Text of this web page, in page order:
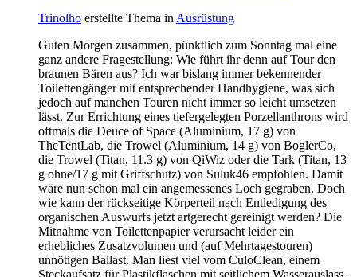
Trinolho erstellte Thema in Ausrüstung
Guten Morgen zusammen, pünktlich zum Sonntag mal eine
ganz andere Fragestellung: Wie führt ihr denn auf Tour den
braunen Bären aus? Ich war bislang immer bekennender
Toilettengänger mit entsprechender Handhygiene, was sich
jedoch auf manchen Touren nicht immer so leicht umsetzen
lässt. Zur Errichtung eines tiefergelegten Porzellanthrons wird
oftmals die Deuce of Space (Aluminium, 17 g) von
TheTentLab, die Trowel (Aluminium, 14 g) von BoglerCo,
die Trowel (Titan, 11.3 g) von QiWiz oder die Tark (Titan, 13
g ohne/17 g mit Griffschutz) von Suluk46 empfohlen. Damit
wäre nun schon mal ein angemessenes Loch gegraben. Doch
wie kann der rückseitige Körperteil nach Entledigung des
organischen Auswurfs jetzt artgerecht gereinigt werden? Die
Mitnahme von Toilettenpapier verursacht leider ein
erhebliches Zusatzvolumen und (auf Mehrtagestouren)
unnötigen Ballast. Man liest viel vom CuloClean, einem
Steckaufsatz für Plastikflaschen mit seitlichem Wasserauslass.